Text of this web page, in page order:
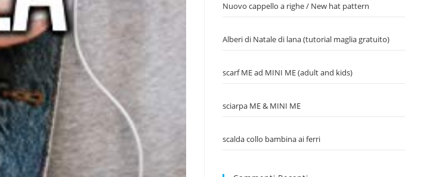
Nuovo cappello a righe / New hat pattern
Alberi di Natale di lana (tutorial maglia gratuito)
scarf ME ad MINI ME (adult and kids)
sciarpa ME & MINI ME
scalda collo bambina ai ferri